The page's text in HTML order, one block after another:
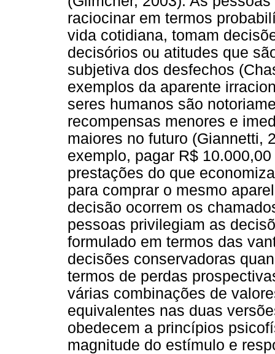
raciocinar em termos
vida cotidiana, tomam
decisórios ou atitudes que
subjetiva dos desfechos
exemplos da aparente
seres humanos são
recompensas menores e
maiores no futuro (Giannetti,
exemplo, pagar R$
prestações do que
para comprar o mesmo
decisão ocorrem os
pessoas privilegiam as
formulado em termos das
decisões conservadoras
termos de perdas
várias combinações de
equivalentes nas duas
obedecem a princípios
magnitude do estímulo e